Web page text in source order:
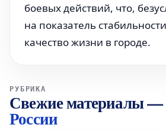
боевых действий, что,
на показатель
качество жизни в городе.
РУБРИКА
Свежие материалы—
России